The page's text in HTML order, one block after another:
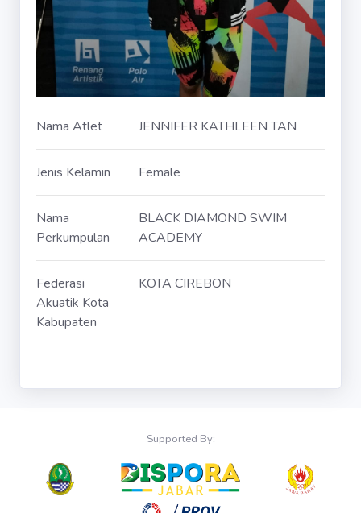
Nama Atlet JENNIFER KATHLEEN TAN
Jenis Kelamin Female
Nama
Perkumpulan
BLACK DIAMOND SWIM
ACADEMY
Federasi
Akuatik Kota
Kabupaten
KOTA CIREBON
Supported By: